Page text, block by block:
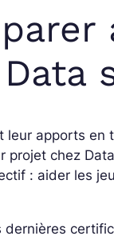
apports
projet chez
: aider les
dernières